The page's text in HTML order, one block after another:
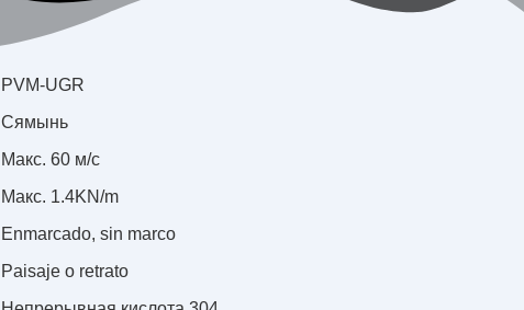
PVM-UGR
Сямынь
Макс. 60 м/с
Макс. 1.4KN/m
Enmarcado, sin marco
Paisaje o retrato